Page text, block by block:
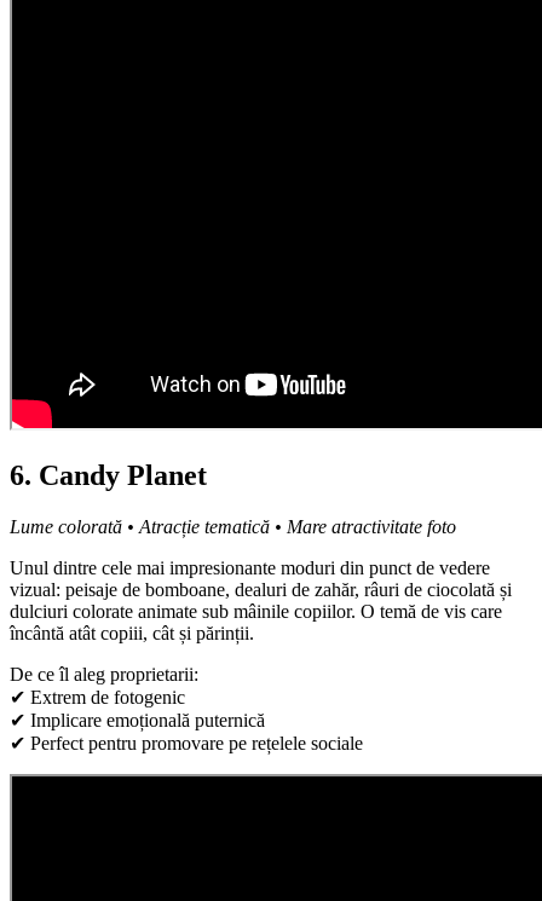
6. Candy Planet
Lume colorată • Atracție tematică • Mare atractivitate foto
Unul dintre cele mai impresionante moduri din punct de vedere
vizual: peisaje de bomboane, dealuri de zahăr, râuri de ciocolată și
dulciuri colorate animate sub mâinile copiilor. O temă de vis care
încântă atât copiii, cât și părinții.
De ce îl aleg proprietarii:
✔ Extrem de fotogenic
✔ Implicare emoțională puternică
✔ Perfect pentru promovare pe rețelele sociale